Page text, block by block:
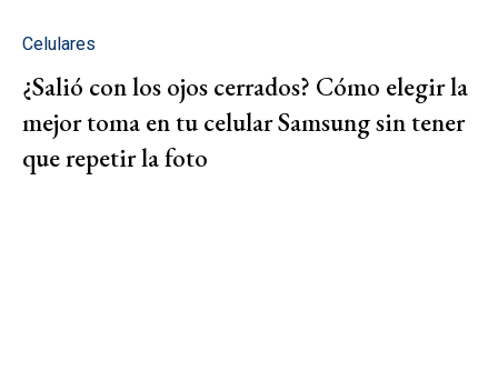
Celulares
¿Salió con los ojos cerrados? Cómo elegir la
mejor toma en tu celular Samsung sin tener
que repetir la foto